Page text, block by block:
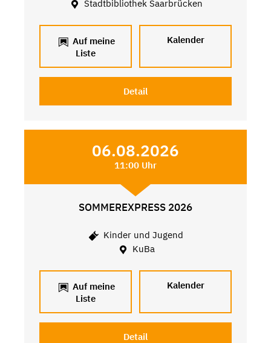
Stadtbibliothek Saarbrücken
Auf meine
Liste
Kalender
Detail
06.08.2026
11:00 Uhr
SOMMEREXPRESS 2026
Kinder und Jugend
KuBa
Auf meine
Liste
Kalender
Detail